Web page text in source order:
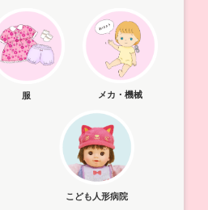
服 メカ・機械
こども人形病院